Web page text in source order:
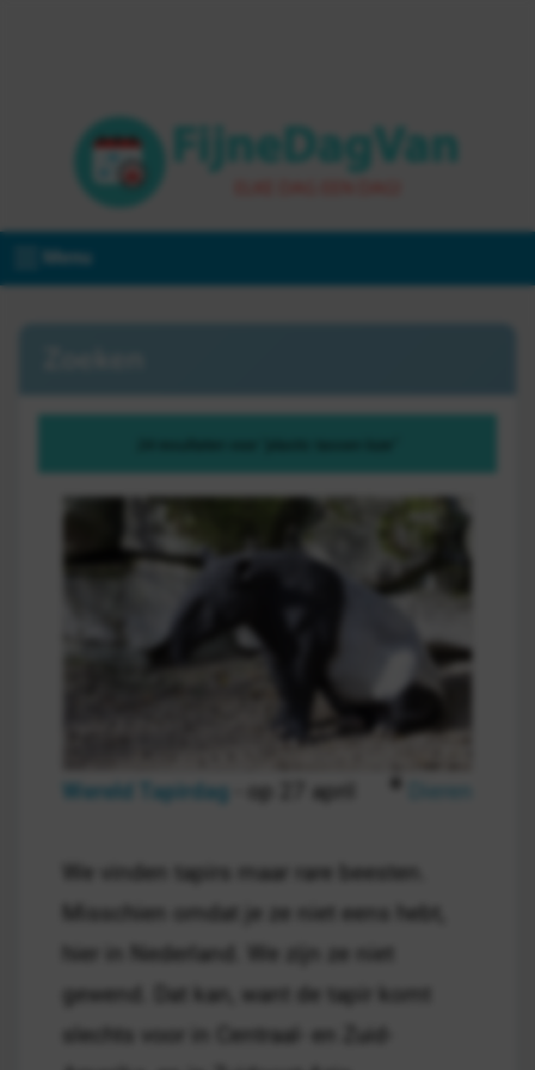
Menu
Wereld Tapirdag - op 27 april
We vinden tapirs maar rare beesten.
Misschien omdat je ze niet eens hebt,
hier in Nederland. We zijn ze niet
gewend. Dat kan, want de tapir komt
slechts voor in Centraal- en Zuid-